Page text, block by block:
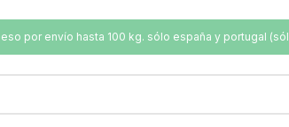
por envío hasta 100 kg. sólo españa y portugal